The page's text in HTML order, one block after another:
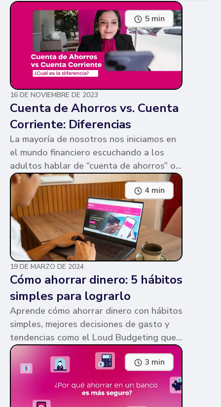
5 min
16 DE NOVIEMBRE DE 2023
Cuenta de Ahorros vs. Cuenta
Corriente: Diferencias
La mayoría de nosotros nos iniciamos en
el mundo financiero escuchando a los
adultos hablar de “cuenta de ahorros” o
“cuenta corriente”. Ambas cuentas
parecen similares y puede ser confuso,
pero te contamos en qué consiste cada
una y sus diferencias.
4 min
19 DE MARZO DE 2024
Cómo ahorrar dinero: 5 hábitos
simples para lograrlo
Aprende cómo ahorrar dinero con hábitos
simples, mejores decisiones de gasto y
tendencias como el Loud Budgeting que
pueden ayudarte a cumplir tus metas.
3 min